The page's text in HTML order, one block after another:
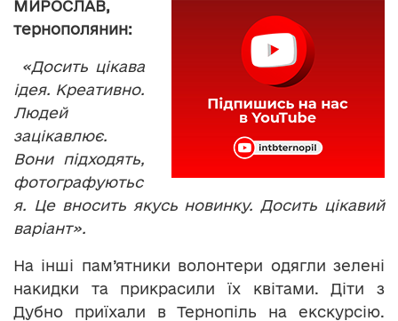
МИРОСЛАВ,
тернополянин:
«Досить цікава
ідея. Креативно.
Людей
зацікавлює.
Вони підходять,
фотографуютьс
я. Це вносить якусь новинку. Досить цікавий
варіант».
На інші пам’ятники волонтери одягли зелені
накидки та прикрасили їх квітами. Діти з
Дубно приїхали в Тернопіль на екскурсію.